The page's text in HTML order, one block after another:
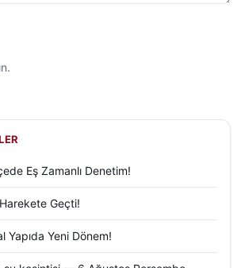
Eş Zamanlı Denetim!
Harekete Geçti!
Yapıda Yeni Dönem!